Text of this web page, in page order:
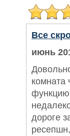
Все
июнь
комната
дороге